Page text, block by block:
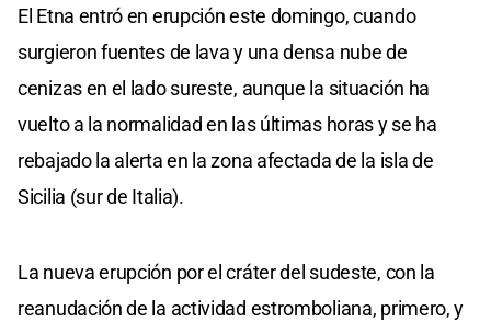
El Etna entró en erupción este domingo, cuando
surgieron fuentes de lava y una densa nube de
cenizas en el lado sureste, aunque la situación ha
vuelto a la normalidad en las últimas horas y se ha
rebajado la alerta en la zona afectada de la isla de
Sicilia (sur de Italia).
La nueva erupción por el cráter del sudeste, con la
reanudación de la actividad estromboliana, primero, y